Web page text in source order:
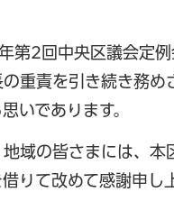
第2回中央区議会定例
重責を引き続き務
いであります。
域の皆さまには、本
りて改めて感謝申し